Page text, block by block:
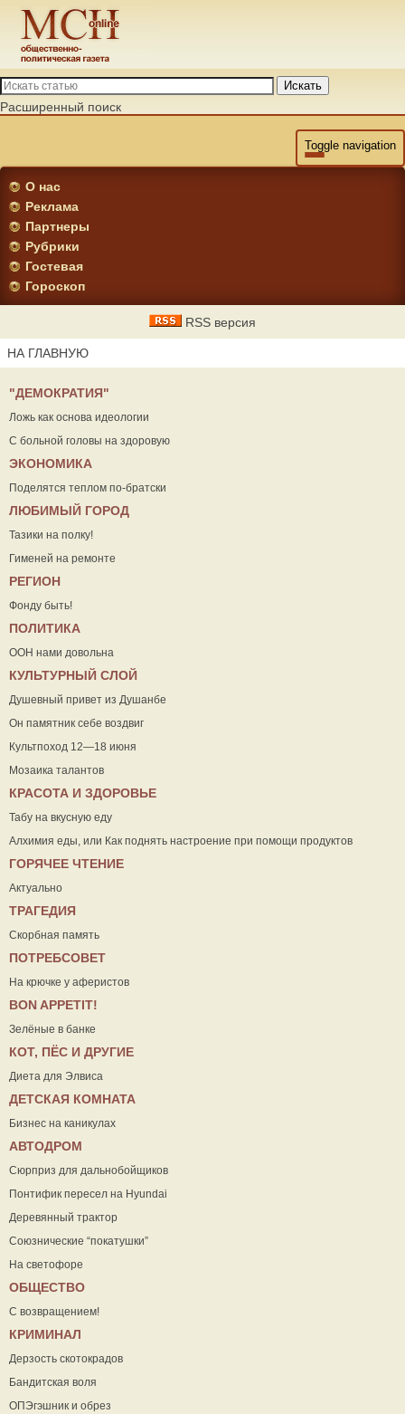
Искать
Расширенный поиск
Toggle navigation
О нас
Реклама
Партнеры
Рубрики
Гостевая
Гороскоп
RSS версия
НА ГЛАВНУЮ
"ДЕМОКРАТИЯ"
Ложь как основа идеологии
С больной головы на здоровую
ЭКОНОМИКА
Поделятся теплом по-братски
ЛЮБИМЫЙ ГОРОД
Тазики на полку!
Гименей на ремонте
РЕГИОН
Фонду быть!
ПОЛИТИКА
ООН нами довольна
КУЛЬТУРНЫЙ СЛОЙ
Душевный привет из Душанбе
Он памятник себе воздвиг
Культпоход 12—18 июня
Мозаика талантов
КРАСОТА И ЗДОРОВЬЕ
Табу на вкусную еду
Алхимия еды, или Как поднять настроение при помощи продуктов
ГОРЯЧЕЕ ЧТЕНИЕ
Актуально
ТРАГЕДИЯ
Скорбная память
ПОТРЕБСОВЕТ
На крючке у аферистов
ВON APPETIT!
Зелёные в банке
КОТ, ПЁС И ДРУГИЕ
Диета для Элвиса
ДЕТСКАЯ КОМНАТА
Бизнес на каникулах
АВТОДРОМ
Сюрприз для дальнобойщиков
Понтифик пересел на Hyundai
Деревянный трактор
Союзнические “покатушки”
На светофоре
ОБЩЕСТВО
С возвращением!
КРИМИНАЛ
Дерзость скотокрадов
Бандитская воля
ОПЭгэшник и обрез